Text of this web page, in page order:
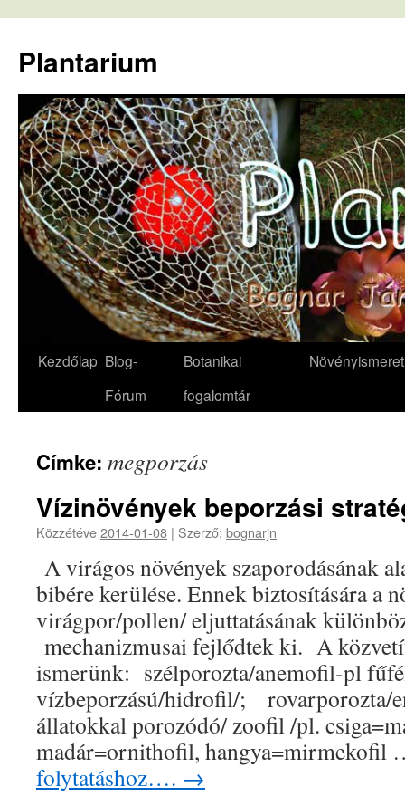
tartalomba
Plantarium
Kezdőlap Blog-
Fórum
Botanikai
fogalomtár
Növényismeret
Címke: megporzás
Vízinövények beporzási
Közzétéve2014-01-08 | Szerző: bognarjn
A virágos növények szaporodásának
bibére kerülése. Ennek biztosítására a
virágpor/pollen/ eljuttatásának
mechanizmusai fejlődtek ki. A
ismerünk: szélporozta/anemofil-pl
vízbeporzású/hidrofil/; rovarporozta/
állatokkal porozódó/ zoofil /pl.
madár=ornithofil,
folytatáshoz…. →